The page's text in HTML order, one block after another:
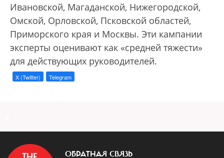
Ивановской, Магаданской, Нижегородской,
Омской, Орловской, Псковской областей,
Приморского края и Москвы. Эти кампании
эксперты оценивают как «средней тяжести»
для действующих руководителей.
X (Twitter) Telegram
ОБРАТНАЯ СВЯЗЬ